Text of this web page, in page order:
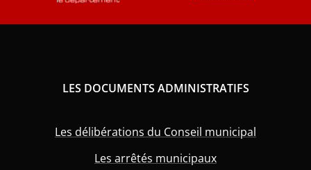
LES DOCUMENTS ADMINISTRATIFS
Les délibérations du Conseil municipal
Les arrêtés municipaux